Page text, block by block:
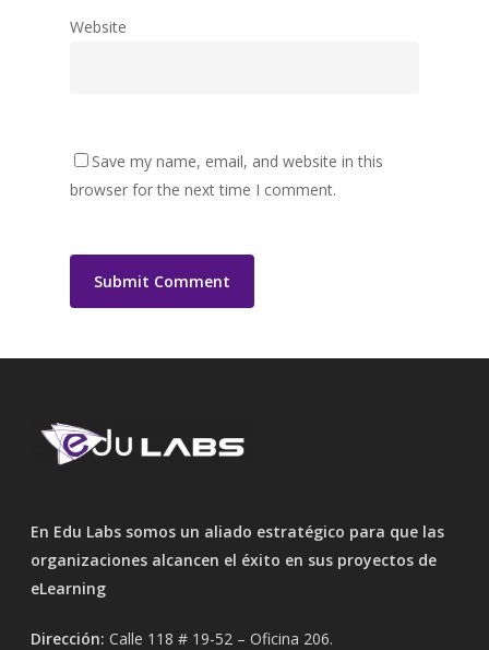
Website
Save my name, email, and website in this
browser for the next time I comment.
En Edu Labs somos un aliado estratégico para que las
organizaciones alcancen el éxito en sus proyectos de
eLearning
Dirección: Calle 118 # 19-52 – Oficina 206.